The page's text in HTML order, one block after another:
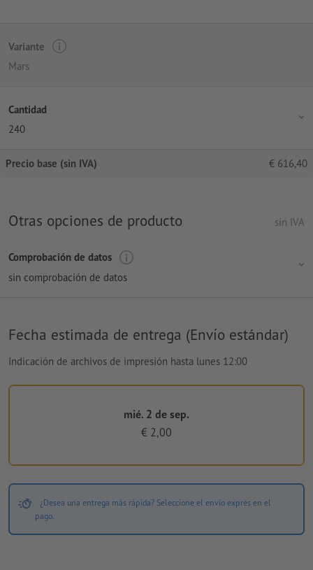
Variante
Mars
Cantidad
240
Precio base (sin IVA) € 616,40
Otras opciones de producto sin IVA
Comprobación de datos
sin comprobación de datos
Fecha estimada de entrega (Envío estándar)
Indicación de archivos de impresión hasta lunes 12:00
mié. 2 de sep.
€ 2,00
¿Desea una entrega más rápida? Seleccione el envío exprés en el
pago.